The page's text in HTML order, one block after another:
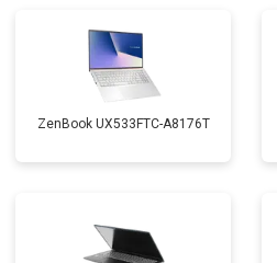
Замена жесткого диска HDD/SSD
ZenBook UX533FTC-A8176T